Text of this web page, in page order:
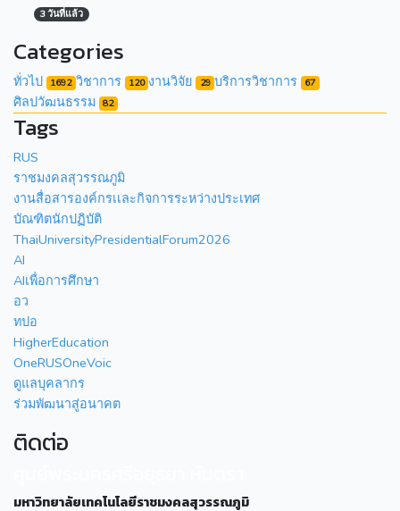
3 วันที่แล้ว
Categories
ทั่วไป 1692 วิชาการ 120 งานวิจัย 29 บริการวิชาการ 67
ศิลปวัฒนธรรม 82
Tags
RUS
ราชมงคลสุวรรณภูมิ
งานสื่อสารองค์กรเเละกิจการระหว่างประเทศ
บัณฑิตนักปฏิบัติ
ThaiUniversityPresidentialForum2026
AI
AIเพื่อการศึกษา
อว
ทปอ
HigherEducation
OneRUSOneVoic
ดูแลบุคลากร
ร่วมพัฒนาสู่อนาคต
ติดต่อ
มหาวิทยาลัยเทคโนโลยีราชมงคลสุวรรณภูมิ